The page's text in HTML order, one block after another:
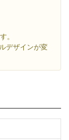
。
デザインが変